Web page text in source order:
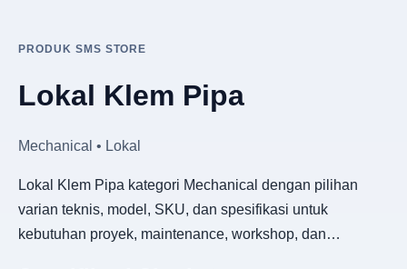
PRODUK SMS STORE
Lokal Klem Pipa
Mechanical • Lokal
Lokal Klem Pipa kategori Mechanical dengan pilihan
varian teknis, model, SKU, dan spesifikasi untuk
kebutuhan proyek, maintenance, workshop, dan…